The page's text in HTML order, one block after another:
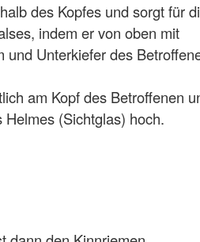
des Kopfes und sorgt für
indem er von oben mit
und Unterkiefer des
am Kopf des Betroffenen
(Sichtglas) hoch.